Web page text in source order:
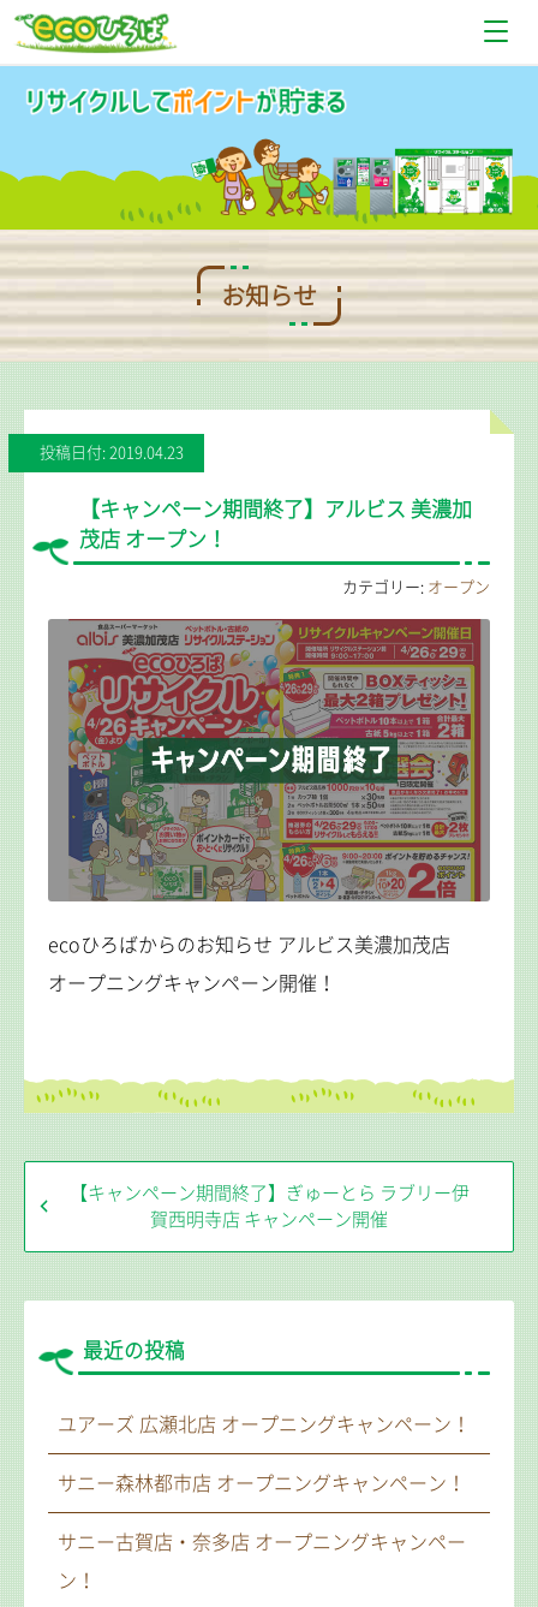
使い方
お問い合わせ
お知らせ
投稿日付: 2019.04.23
【キャンペーン期間終了】アルビス 美濃加
茂店 オープン！
カテゴリー: オープン
ecoひろばからのお知らせ アルビス美濃加茂店
オープニングキャンペーン開催！
【キャンペーン期間終了】ぎゅーとら ラブリー伊
賀西明寺店 キャンペーン開催
最近の投稿
ユアーズ 広瀬北店 オープニングキャンペーン！
サニー森林都市店 オープニングキャンペーン！
サニー古賀店・奈多店 オープニングキャンペー
ン！